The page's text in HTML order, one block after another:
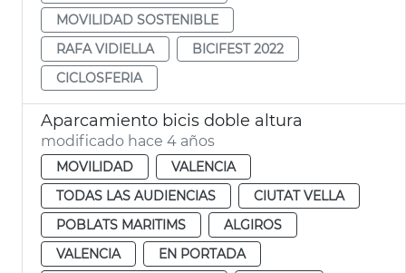
MOVILIDAD SOSTENIBLE
RAFA VIDIELLA
BICIFEST 2022
CICLOSFERIA
Aparcamiento bicis doble altura
modificado hace 4 años
MOVILIDAD
VALENCIA
TODAS LAS AUDIENCIAS
CIUTAT VELLA
POBLATS MARITIMS
ALGIROS
VALENCIA
EN PORTADA